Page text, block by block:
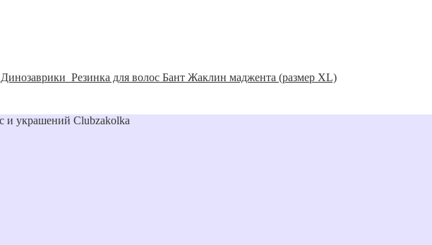
Резинка для волос Бант Жаклин маджента (размер XL)
и украшений Clubzakolka